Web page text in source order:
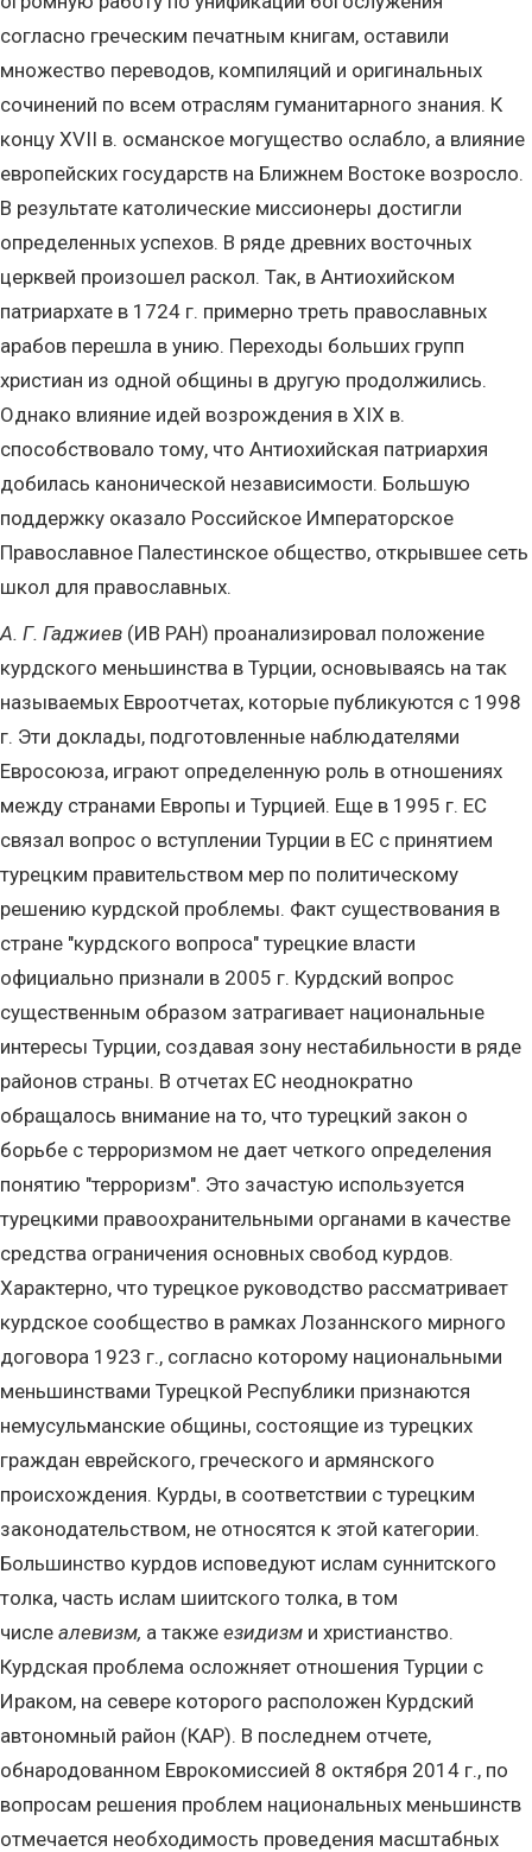
согласно греческим печатным книгам, оставили
множество переводов, компиляций и оригинальных
сочинений по всем отраслям гуманитарного знания. К
концу XVII в. османское могущество ослабло, а влияние
европейских государств на Ближнем Востоке возросло.
В результате католические миссионеры достигли
определенных успехов. В ряде древних восточных
церквей произошел раскол. Так, в Антиохийском
патриархате в 1724 г. примерно треть православных
арабов перешла в унию. Переходы больших групп
христиан из одной общины в другую продолжились.
Однако влияние идей возрождения в XIX в.
способствовало тому, что Антиохийская патриархия
добилась канонической независимости. Большую
поддержку оказало Российское Императорское
Православное Палестинское общество, открывшее сеть
школ для православных.
А. Г. Гаджиев (ИВ РАН) проанализировал положение
курдского меньшинства в Турции, основываясь на так
называемых Евроотчетах, которые публикуются с 1998
г. Эти доклады, подготовленные наблюдателями
Евросоюза, играют определенную роль в отношениях
между странами Европы и Турцией. Еще в 1995 г. ЕС
связал вопрос о вступлении Турции в ЕС с принятием
турецким правительством мер по политическому
решению курдской проблемы. Факт существования в
стране "курдского вопроса" турецкие власти
официально признали в 2005 г. Курдский вопрос
существенным образом затрагивает национальные
интересы Турции, создавая зону нестабильности в ряде
районов страны. В отчетах ЕС неоднократно
обращалось внимание на то, что турецкий закон о
борьбе с терроризмом не дает четкого определения
понятию "терроризм". Это зачастую используется
турецкими правоохранительными органами в качестве
средства ограничения основных свобод курдов.
Характерно, что турецкое руководство рассматривает
курдское сообщество в рамках Лозаннского мирного
договора 1923 г., согласно которому национальными
меньшинствами Турецкой Республики признаются
немусульманские общины, состоящие из турецких
граждан еврейского, греческого и армянского
происхождения. Курды, в соответствии с турецким
законодательством, не относятся к этой категории.
Большинство курдов исповедуют ислам суннитского
толка, часть ислам шиитского толка, в том
числе алевизм, а также езидизм и христианство.
Курдская проблема осложняет отношения Турции с
Ираком, на севере которого расположен Курдский
автономный район (КАР). В последнем отчете,
обнародованном Еврокомиссией 8 октября 2014 г., по
вопросам решения проблем национальных меньшинств
отмечается необходимость проведения масштабных